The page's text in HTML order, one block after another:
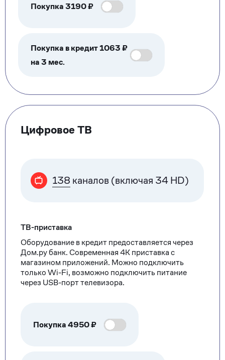
Покупка3190₽
Покупка в кредит 1063 ₽
на 3 мес.
Цифровое ТВ
138 каналов (включая 34 HD)
ТВ-приставка
Оборудование в кредит предоставляется через
Дом.ру банк. Современная 4К приставка с
магазином приложений. Можно подключить
только Wi-Fi, возможно подключить питание
через USB-порт телевизора.
Покупка4950₽